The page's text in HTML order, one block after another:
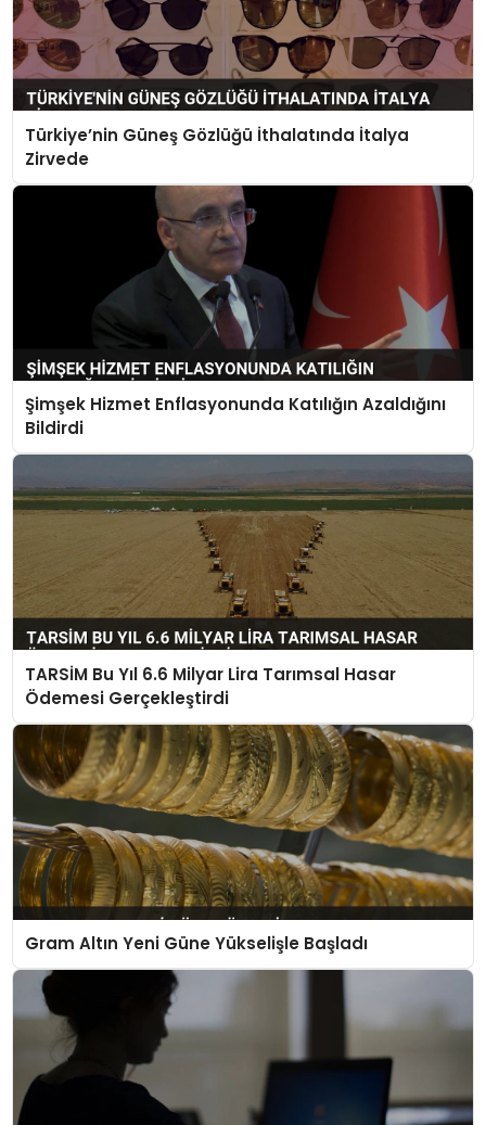
Türkiye’nin Güneş Gözlüğü İthalatında İtalya
Zirvede
Şimşek Hizmet Enflasyonunda Katılığın Azaldığını
Bildirdi
TARSİM Bu Yıl 6.6 Milyar Lira Tarımsal Hasar
Ödemesi Gerçekleştirdi
Gram Altın Yeni Güne Yükselişle Başladı